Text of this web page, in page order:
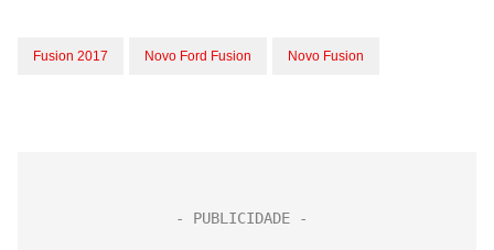
Fusion 2017 Novo Ford Fusion Novo Fusion